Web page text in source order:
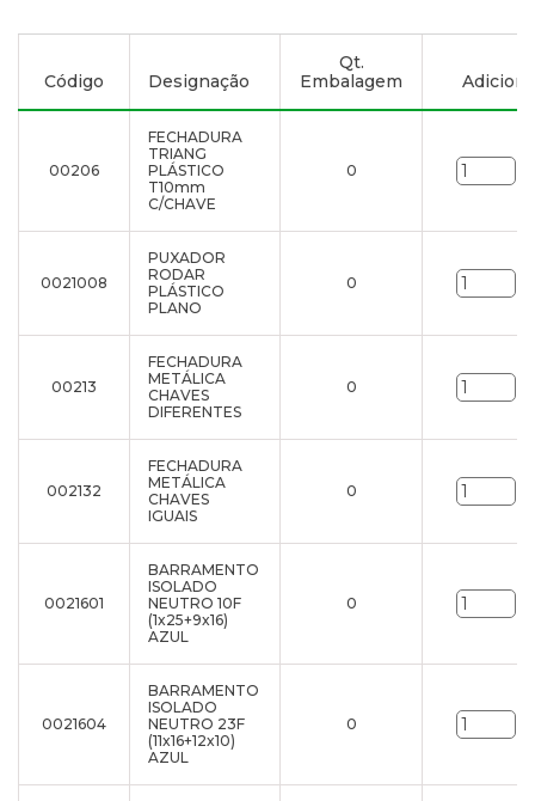
Código Designação
Qt.
Embalagem
00206
FECHADURA
TRIANG
PLÁSTICO
T10mm
C/CHAVE
0
0021008
PUXADOR
RODAR
PLÁSTICO
PLANO
0
00213
FECHADURA
METÁLICA
CHAVES
DIFERENTES
0
002132
FECHADURA
METÁLICA
CHAVES
IGUAIS
0
0021601
BARRAMENTO
ISOLADO
NEUTRO 10F
(1x25+9x16)
AZUL
0
0021604
BARRAMENTO
ISOLADO
NEUTRO 23F
(11x16+12x10)
AZUL
0